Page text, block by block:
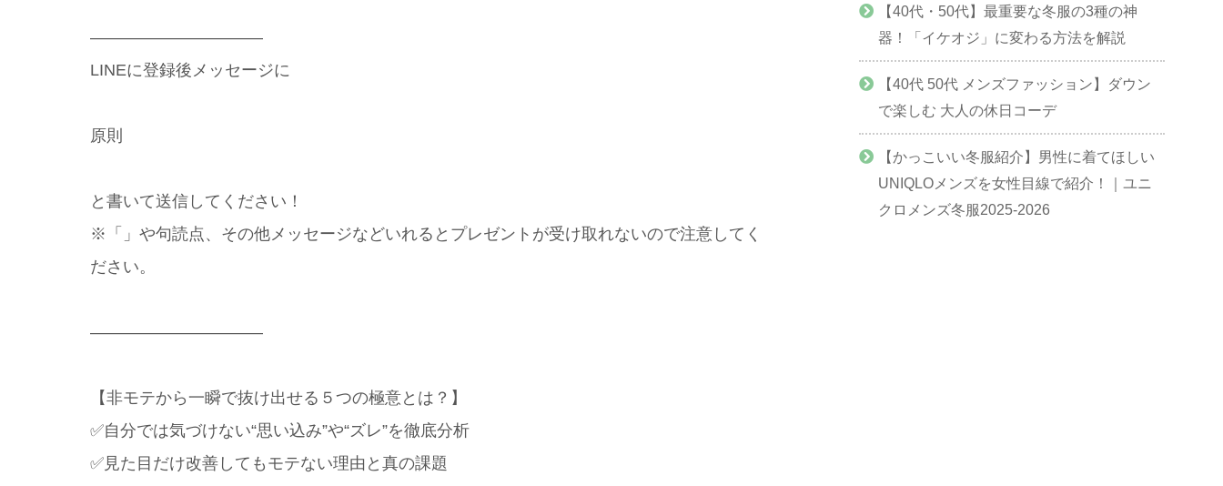
——————————–
LINEに登録後メッセージに
原則
と書いて送信してください！
※「」や句読点、その他メッセージなどいれるとプレゼントが受け取れないので注意してく
ださい。
——————————–
【非モテから一瞬で抜け出せる５つの極意とは？】
✅自分では気づけない“思い込み”や“ズレ”を徹底分析
✅見た目だけ改善してもモテない理由と真の課題
【40代・50代】最重要な冬服の3種の神
器！「イケオジ」に変わる方法を解説
【40代 50代 メンズファッション】ダウン
で楽しむ 大人の休日コーデ
【かっこいい冬服紹介】男性に着てほしい
UNIQLOメンズを女性目線で紹介！｜ユニ
クロメンズ冬服2025-2026